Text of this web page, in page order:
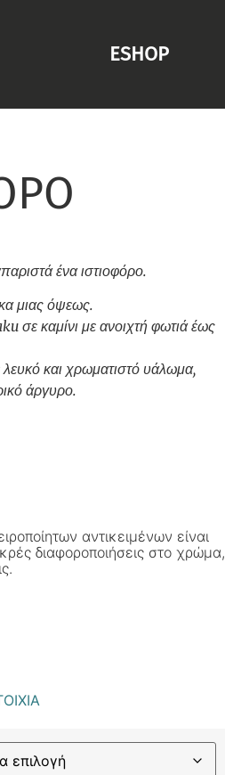
ESHOP
ένα ιστιοφόρο.
μιας όψεως.
σε καμίνι με ανοιχτή φωτιά έως
λευκό και χρωματιστό υάλωμα,
άργυρο.
αντικειμένων είναι
διαφοροποιήσεις στο χρώμα,